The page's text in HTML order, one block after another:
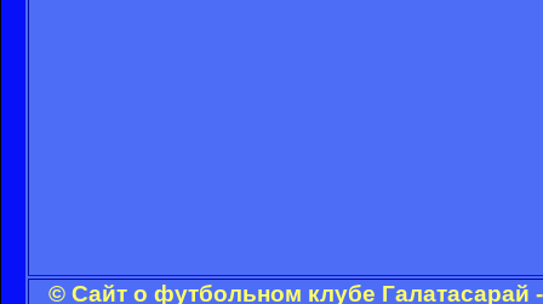
© Сайт о футбольном клубе